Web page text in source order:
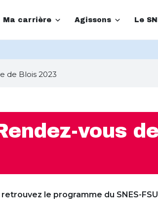
Ma carrière Agissons Le
de Blois 2023
vous
le programme du SNES-